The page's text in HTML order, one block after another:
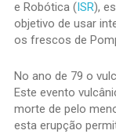
e Robótica (ISR),
objetivo de usar
os frescos de
No ano de 79 o
Este evento
morte de pelo
esta erupção